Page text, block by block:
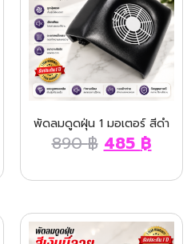
พัดลมดูดฝุ่น 1 มอเตอร์ สีดำ
890฿ 485฿